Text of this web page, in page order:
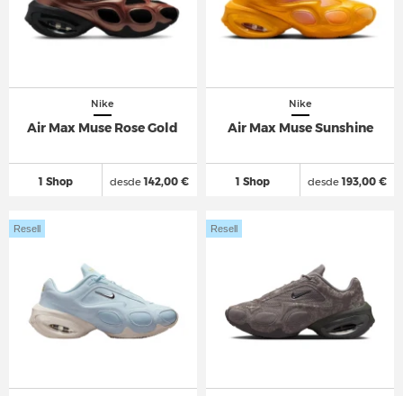
Nike
Air Max Muse Rose Gold
1 Shop desde142,00 €
Nike
Air Max Muse Sunshine
1 Shop desde193,00 €
Resell Resell